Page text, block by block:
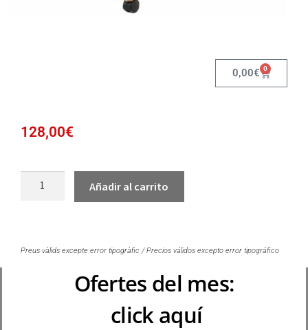
0,00€ 0
128,00€
Añadir al carrito
Preus vàlids excepte error tipogràfic / Precios válidos excepto error tipográfico
Ofertes del mes:
click aquí